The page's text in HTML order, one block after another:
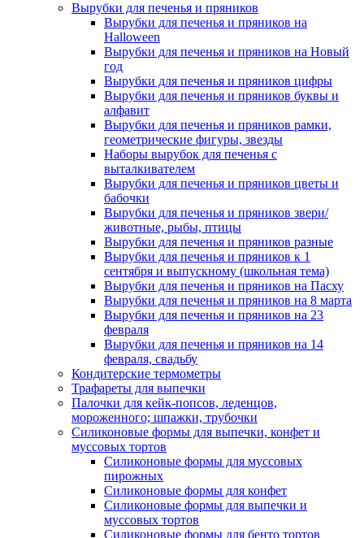
Вырубки для печенья и пряников
Вырубки для печенья и пряников на
Halloween
Вырубки для печенья и пряников на Новый
год
Вырубки для печенья и пряников цифры
Вырубки для печенья и пряников буквы и
алфавит
Вырубки для печенья и пряников рамки,
геометрические фигуры, звезды
Наборы вырубок для печенья с
выталкивателем
Вырубки для печенья и пряников цветы и
бабочки
Вырубки для печенья и пряников звери/
животные, рыбы, птицы
Вырубки для печенья и пряников разные
Вырубки для печенья и пряников к 1
сентября и выпускному (школьная тема)
Вырубки для печенья и пряников на Пасху
Вырубки для печенья и пряников на 8 марта
Вырубки для печенья и пряников на 23
февраля
Вырубки для печенья и пряников на 14
февраля, свадьбу
Кондитерские термометры
Трафареты для выпечки
Палочки для кейк-попсов, леденцов,
мороженного; шпажки, трубочки
Силиконовые формы для выпечки, конфет и
муссовых тортов
Силиконовые формы для муссовых
пирожных
Силиконовые формы для конфет
Силиконовые формы для выпечки и
муссовых тортов
Силиконовые формы для бенто тортов